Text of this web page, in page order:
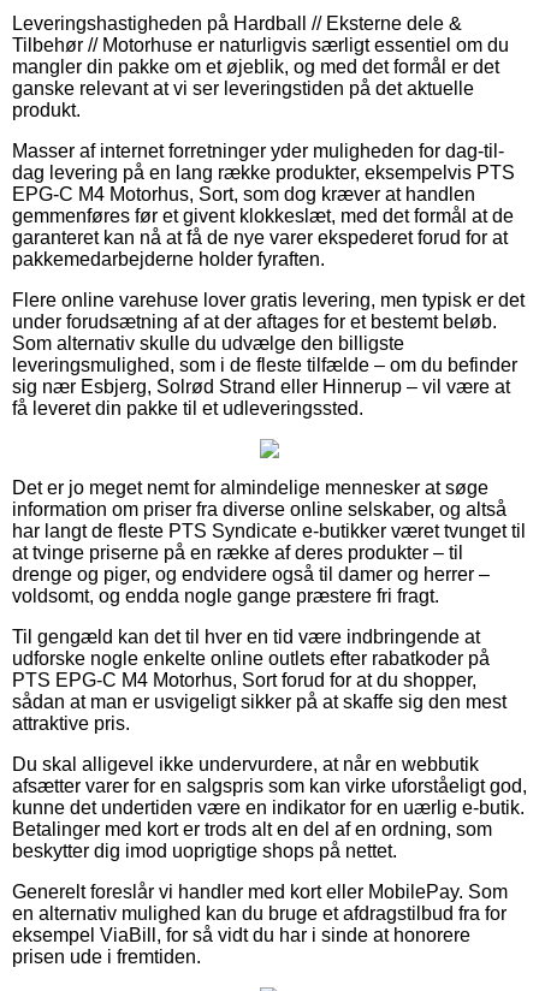
Leveringshastigheden på Hardball // Eksterne dele &
Tilbehør // Motorhuse er naturligvis særligt essentiel om du
mangler din pakke om et øjeblik, og med det formål er det
ganske relevant at vi ser leveringstiden på det aktuelle
produkt.
Masser af internet forretninger yder muligheden for dag-til-
dag levering på en lang række produkter, eksempelvis PTS
EPG-C M4 Motorhus, Sort, som dog kræver at handlen
gemmenføres før et givent klokkeslæt, med det formål at de
garanteret kan nå at få de nye varer ekspederet forud for at
pakkemedarbejderne holder fyraften.
Flere online varehuse lover gratis levering, men typisk er det
under forudsætning af at der aftages for et bestemt beløb.
Som alternativ skulle du udvælge den billigste
leveringsmulighed, som i de fleste tilfælde – om du befinder
sig nær Esbjerg, Solrød Strand eller Hinnerup – vil være at
få leveret din pakke til et udleveringssted.
Det er jo meget nemt for almindelige mennesker at søge
information om priser fra diverse online selskaber, og altså
har langt de fleste PTS Syndicate e-butikker været tvunget til
at tvinge priserne på en række af deres produkter – til
drenge og piger, og endvidere også til damer og herrer –
voldsomt, og endda nogle gange præstere fri fragt.
Til gengæld kan det til hver en tid være indbringende at
udforske nogle enkelte online outlets efter rabatkoder på
PTS EPG-C M4 Motorhus, Sort forud for at du shopper,
sådan at man er usvigeligt sikker på at skaffe sig den mest
attraktive pris.
Du skal alligevel ikke undervurdere, at når en webbutik
afsætter varer for en salgspris som kan virke uforståeligt god,
kunne det undertiden være en indikator for en uærlig e-butik.
Betalinger med kort er trods alt en del af en ordning, som
beskytter dig imod uoprigtige shops på nettet.
Generelt foreslår vi handler med kort eller MobilePay. Som
en alternativ mulighed kan du bruge et afdragstilbud fra for
eksempel ViaBill, for så vidt du har i sinde at honorere
prisen ude i fremtiden.